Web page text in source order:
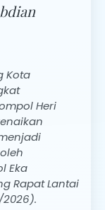
Kota
Heri
Eka
Rapat Lantai